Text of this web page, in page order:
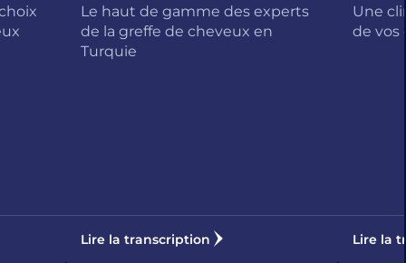
Le haut de gamme des experts
de la greffe de cheveux en
Turquie
Lire la transcription
Une
de vos
Lire la